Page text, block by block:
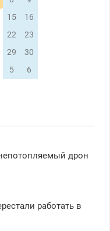
15
16
22
23
29
30
5 6
дрон
работать в